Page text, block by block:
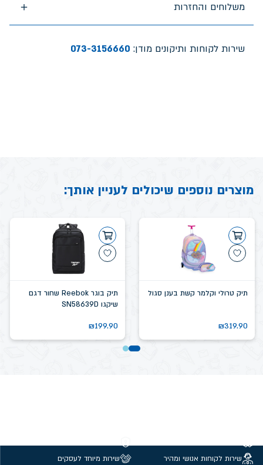
משלוחים והחזרות
שירות לקוחות ותיקונים מודן: 073-3156660
מוצרים נוספים שיכולים לעניין אותך:
תיק טרולי וקלמר קשת בענן סגול
₪319.90
תיק בוגר Reebok שחור דגם
שיקגו SN58639D
₪199.90
שירות לקוחות אנושי ומהיר
שירות מיוחד לעסקים